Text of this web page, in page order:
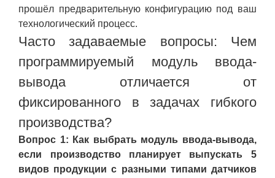
прошёл предварительную конфигурацию под ваш
технологический процесс.
Часто задаваемые вопросы: Чем
программируемый модуль ввода-
вывода отличается от
фиксированного в задачах гибкого
производства?
Вопрос 1: Как выбрать модуль ввода-вывода,
если производство планирует выпускать 5
видов продукции с разными типами датчиков